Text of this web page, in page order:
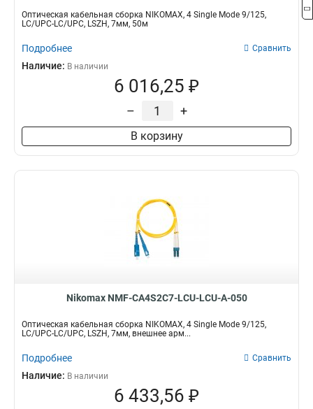
Оптическая кабельная сборка NIKOMAX, 4 Single Mode 9/125,
LC/UPC-LC/UPC, LSZH, 7мм, 50м
Подробнее Сравнить
Наличие: В наличии
6 016,25 ₽
– +
В корзину
Nikomax NMF-CA4S2C7-LCU-LCU-A-050
Оптическая кабельная сборка NIKOMAX, 4 Single Mode 9/125,
LC/UPC-LC/UPC, LSZH, 7мм, внешнее арм...
Подробнее Сравнить
Наличие: В наличии
6 433,56 ₽